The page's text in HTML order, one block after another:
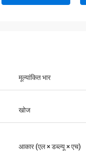
मूल्यांकित भार
खोज
आकार (एल × डब्ल्यू × एच)